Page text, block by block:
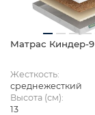
Матрас Киндер-9
Жесткость:
среднежесткий
Высота (см):
13